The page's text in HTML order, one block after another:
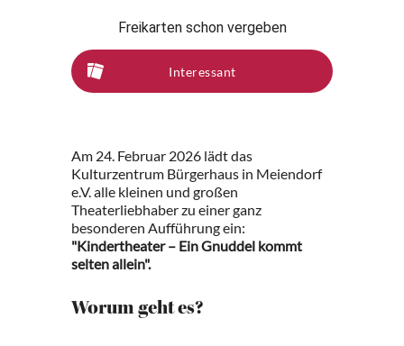
Freikarten schon vergeben
Interessant
Am 24. Februar 2026 lädt das
Kulturzentrum Bürgerhaus in Meiendorf
e.V. alle kleinen und großen
Theaterliebhaber zu einer ganz
besonderen Aufführung ein:
"Kindertheater – Ein Gnuddel kommt
selten allein".
Worum geht es?